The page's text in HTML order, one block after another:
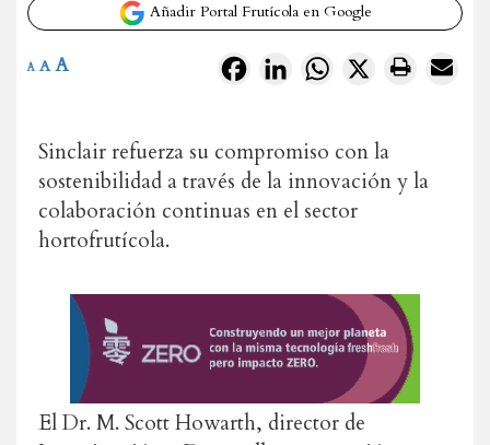
Añadir Portal Frutícola en Google
FacebookLinkedInWhatsApp
X
A A A
Sinclair refuerza su compromiso conla
sostenibilidad através de la innovaciónyla
colaboración continuas en el sector
hortofrutícola.
ElDr. M. ScottHowarth, director de